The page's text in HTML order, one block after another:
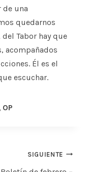
de una
quedarnos
Tabor hay que
acompañados
Él es el
escuchar.
SIGUIENTE